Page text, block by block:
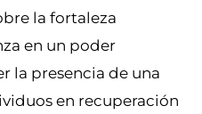
la fortaleza
en un poder
la presencia de una
en recuperación